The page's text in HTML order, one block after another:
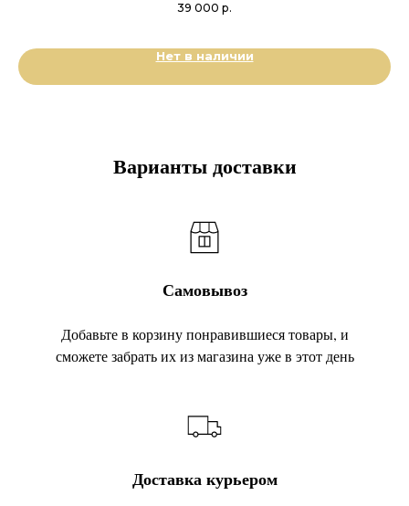
Цвет: Бирюзовый, Синий, Красный
39 000 р.
Нет в наличии
Варианты доставки
Самовывоз
Добавьте в корзину понравившиеся товары, и
сможете забрать их из магазина уже в этот день
Доставка курьером